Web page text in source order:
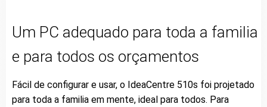
Um PC adequado para toda a familia
e para todos os orçamentos
Fácil de configurar e usar, o IdeaCentre 510s foi projetado
para toda a familia em mente, ideal para todos. Para